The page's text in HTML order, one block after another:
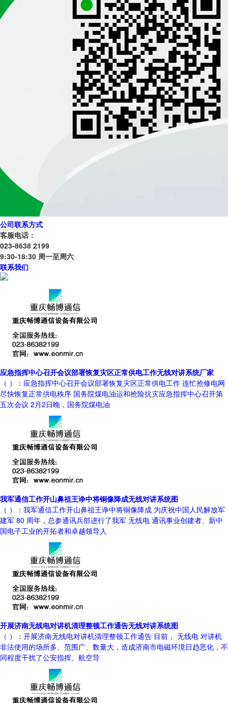
公司联系方式
客服电话：
023-8638 2199
9:30-18:30 周一至周六
联系我们
应急指挥中心召开会议部署恢复灾区正常供电工作无线对讲系统厂家
（ ）：应急指挥中心召开会议部署恢复灾区正常供电工作 连忙抢修电网
尽快恢复正常供电秩序 国务院煤电油运和抢险抗灾应急指挥中心召开第
五次会议 2月2日晚，国务院煤电油
我军通信工作开山鼻祖王诤中将铜像降成无线对讲系统图
（ ）：我军通信工作开山鼻祖王诤中将铜像降成 为庆祝中国人民解放军
建军 80 周年，总参通讯兵部进行了我军 无线电 通讯事业创建者、新中
国电子工业的开拓者和卓越领导人
开展济南无线电对讲机清理整顿工作通告无线对讲系统图
（ ）：开展济南无线电对讲机清理整顿工作通告 目前， 无线电 对讲机
非法使用的场所多、范围广、数量大，造成济南市电磁环境日趋恶化，不
同程度干扰了公安指挥、航空导